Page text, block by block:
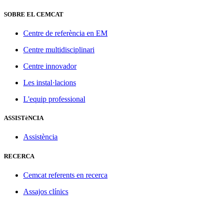
SOBRE EL CEMCAT
Centre de referència en EM
Centre multidisciplinari
Centre innovador
Les instal·lacions
L'equip professional
ASSISTèNCIA
Assistència
RECERCA
Cemcat referents en recerca
Assajos clínics